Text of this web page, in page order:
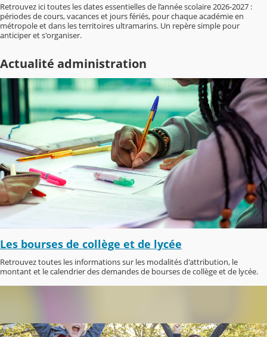
Retrouvez ici toutes les dates essentielles de l’année scolaire 2026-2027 :
périodes de cours, vacances et jours fériés, pour chaque académie en
métropole et dans les territoires ultramarins. Un repère simple pour
anticiper et s'organiser.
Actualité administration
Les bourses de collège et de lycée
Retrouvez toutes les informations sur les modalités d'attribution, le
montant et le calendrier des demandes de bourses de collège et de lycée.